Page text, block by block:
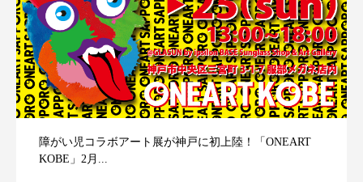
障がい児コラボアート展が神戸に初上陸！「ONEART
KOBE」2月...